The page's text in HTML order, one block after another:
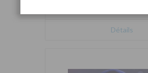
Détails